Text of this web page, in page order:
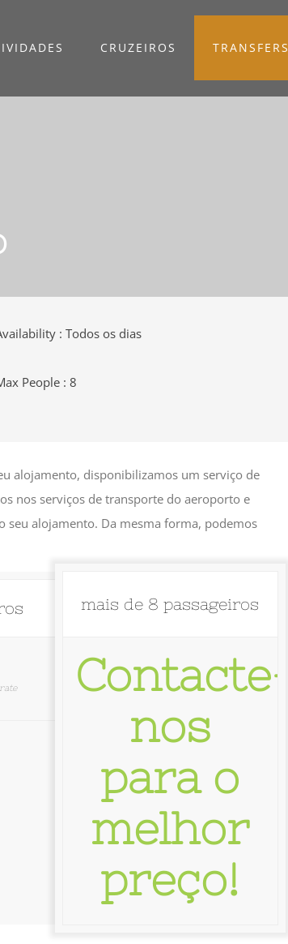
CRUZEIROS TRANSFERS
: Todos os dias
People : 8
alojamento, disponibilizamos um serviço de
nos serviços de transporte do aeroporto e
seu alojamento. Da mesma forma, podemos
mais de 8 passageiros
Contacte-
nos
para o
melhor
preço!